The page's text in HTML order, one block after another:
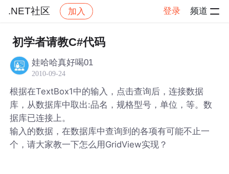
.NET社区 加入 登录 频道
社区 .NET社区 帖子详情
初学者请教C#代码
娃哈哈真好喝01
2010-09-24
根据在TextBox1中的输入，点击查询后，连接数据
库，从数据库中取出:品名，规格型号，单位，等。数
据库已连接上。
输入的数据，在数据库中查询到的各项有可能不止一
个，请大家教一下怎么用GridView实现？